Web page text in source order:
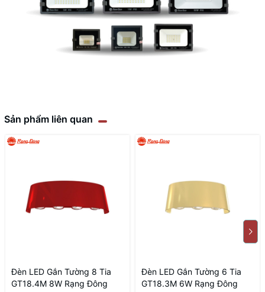
Sản phẩm liên quan
Đèn LED Gắn Tường 8 Tia
GT18.4M 8W Rạng Đông
Đèn LED Gắn Tường 6 Tia
GT18.3M 6W Rạng Đông